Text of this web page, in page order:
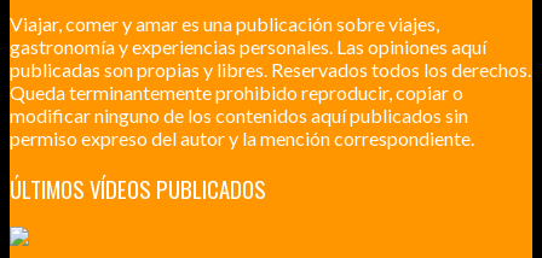
Viajar, comer y amar es una publicación sobre viajes,
gastronomía y experiencias personales. Las opiniones aquí
publicadas son propias y libres. Reservados todos los derechos.
Queda terminantemente prohibido reproducir, copiar o
modificar ninguno de los contenidos aquí publicados sin
permiso expreso del autor y la mención correspondiente.
ÚLTIMOS VÍDEOS PUBLICADOS